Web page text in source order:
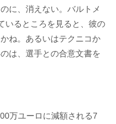
に、消えない。バルトメ
いるところを見ると、彼の
ね。あるいはテクニコか
は、選手との合意文書を
万ユーロに減額される7